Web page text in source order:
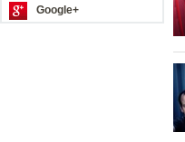
Google+